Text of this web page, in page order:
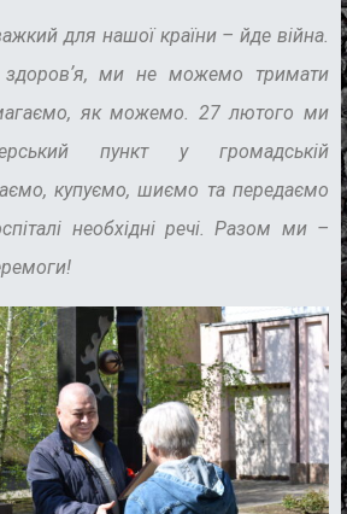
для нашої країни – йде війна.
ми не можемо тримати
як можемо. 27 лютого ми
пункт у громадській
купуємо, шиємо та передаємо
необхідні речі. Разом ми –